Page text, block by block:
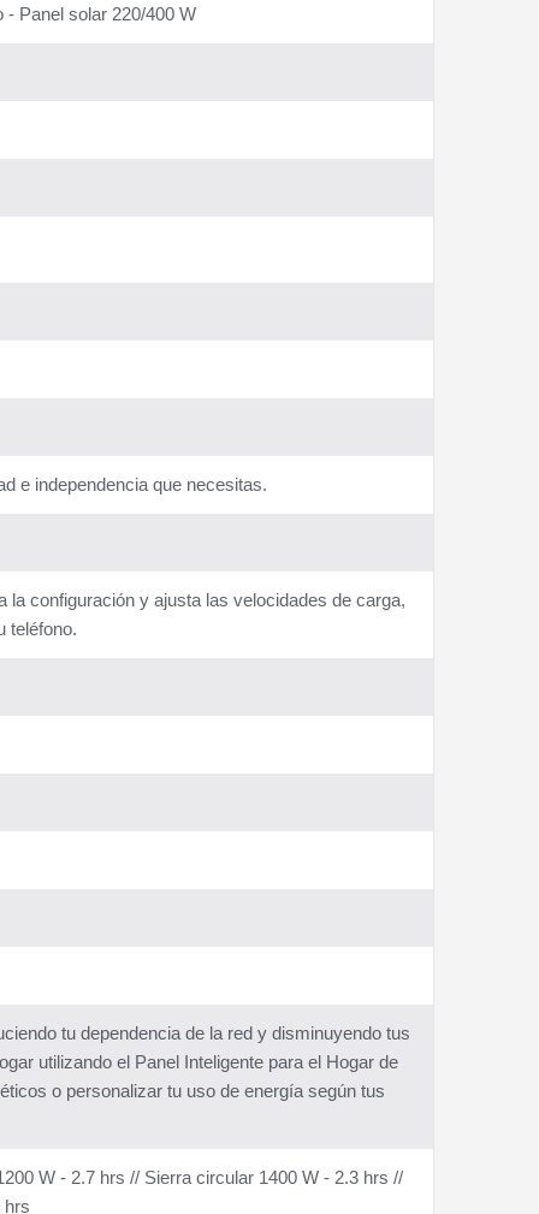
Panel solar 220/400 W
e independencia que necesitas.
configuración y ajusta las velocidades de carga,
teléfono.
tu dependencia de la red y disminuyendo tus
utilizando el Panel Inteligente para el Hogar de
o personalizar tu uso de energía según tus
W - 2.7 hrs // Sierra circular 1400 W - 2.3 hrs //
hrs